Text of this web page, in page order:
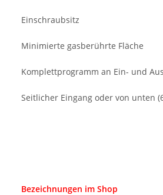
Einschraubsitz
Minimierte gasberührte Fläche
Komplettprogramm an Ein- und
Seitlicher Eingang oder von unten
Bezeichnungen im Shop